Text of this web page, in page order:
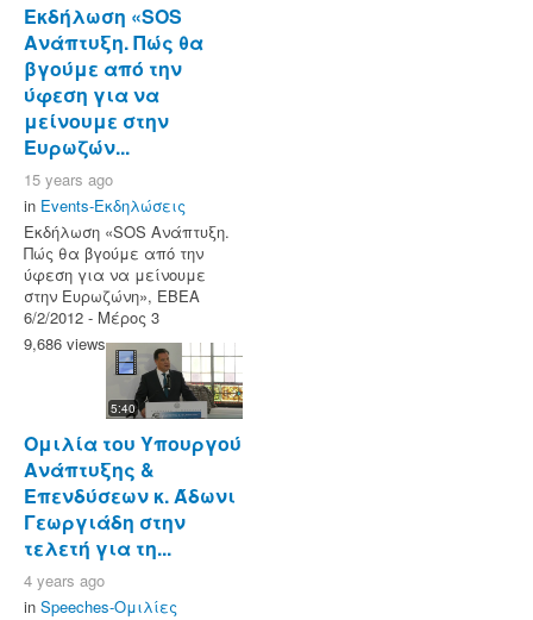
Εκδήλωση «SOS
Ανάπτυξη. Πώς θα
βγούμε από την
ύφεση για να
μείνουμε στην
Ευρωζών...
15 years ago
in Events-Εκδηλώσεις
Εκδήλωση «SOS Ανάπτυξη.
Πώς θα βγούμε από την
ύφεση για να μείνουμε
στην Ευρωζώνη», ΕΒΕΑ
6/2/2012 - Μέρος 3
9,686 views
5:40
Ομιλία του Υπουργού
Ανάπτυξης &
Επενδύσεων κ. Άδωνι
Γεωργιάδη στην
τελετή για τη...
4 years ago
in Speeches-Ομιλίες